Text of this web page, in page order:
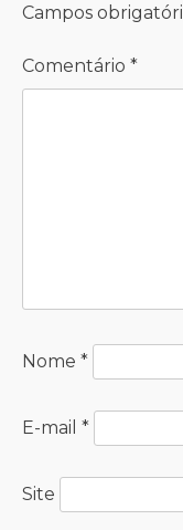
Campos
Comentário *
Nome *
E-mail *
Site